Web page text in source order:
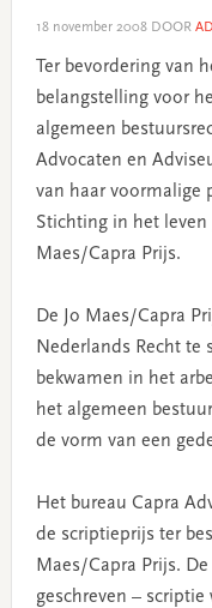
18 november 2008DOOR
Ter bevordering van
belangstelling voor
algemeen
Advocaten en
van haar voormalige
Stichting in het leven
Maes/Capra Prijs.
De Jo Maes/Capra
Nederlands Recht te
bekwamen in het
het algemeen
de vorm van een
Het bureau Capra
de scriptieprijs ter
Maes/Capra Prijs.
geschreven –